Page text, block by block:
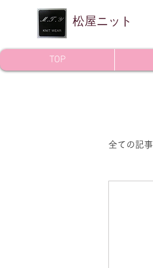
​松屋ニット
TOP
全ての記事